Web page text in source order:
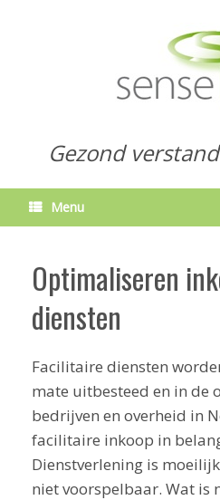
Gezond
Menu
Optimaliseren
diensten
Facilitaire diensten
mate uitbesteed en in de
bedrijven en overheid in
facilitaire inkoop in
Dienstverlening is
niet voorspelbaar. Wat is